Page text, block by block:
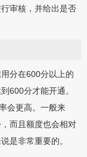
审核，并给出是否
分在600分以上的
600分才能开通。
会更高。一般来
而且额度也会相对
是非常重要的。